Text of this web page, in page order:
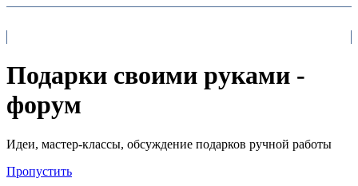
Подарки своими руками -
форум
Идеи, мастер-классы, обсуждение подарков ручной работы
Пропустить